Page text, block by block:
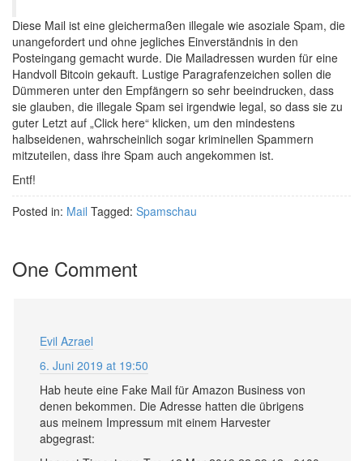
Diese Mail ist eine gleichermaßen illegale wie asoziale Spam, die
unangefordert und ohne jegliches Einverständnis in den
Posteingang gemacht wurde. Die Mailadressen wurden für eine
Handvoll Bitcoin gekauft. Lustige Paragrafenzeichen sollen die
Dümmeren unter den Empfängern so sehr beeindrucken, dass
sie glauben, die illegale Spam sei irgendwie legal, so dass sie zu
guter Letzt auf „Click here“ klicken, um den mindestens
halbseidenen, wahrscheinlich sogar kriminellen Spammern
mitzuteilen, dass ihre Spam auch angekommen ist.
Entf!
Posted in: Mail Tagged: Spamschau
One Comment
Evil Azrael
6. Juni 2019 at 19:50
Hab heute eine Fake Mail für Amazon Business von
denen bekommen. Die Adresse hatten die übrigens
aus meinem Impressum mit einem Harvester
abgegrast: